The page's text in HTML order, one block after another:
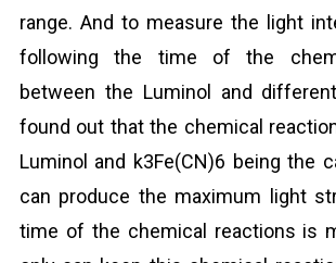
range. And to measure the light
following the time of the
between the Luminol and
found out that the chemical
Luminol and k3Fe(CN)6 being the
can produce the maximum light
time of the chemical reactions is